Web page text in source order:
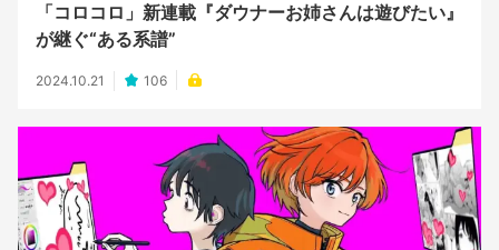
「コロコロ」新連載『ダウナーお姉さんは遊びたい』
が継ぐ“ある系譜”
2024.10.21 106